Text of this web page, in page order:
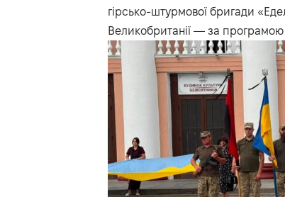
гірсько-штурмової бригади
Великобританії — за програмою